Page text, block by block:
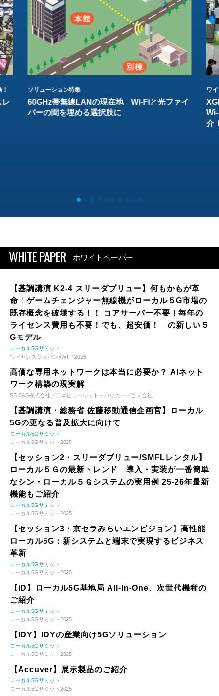
レ
ソリューション特集
60GHz帯無線LANの現在地 Wi-Fiと光ファイ
バーの間を埋める選択肢に
ワ
介
WHITE PAPER ホワイトペーパー
【基調講演 K2-4 スリーダブリュー】何もかもが革
命！ゲームチェンジャー無線機がローカル５G市場の
既存概念を破壊する！！ コアサーバー不要！毎年の
ライセンス費用も不要！でも、超安価！ の新しい５
Gモデル
ローカル5Gサミット
ワイヤレスジャパン×WTP 2026
高価な専用ネットワークは本当に必要か？ AIネット
ワーク構築の現実解
SB C&S株式会社／日本ヒューレット・パッカード合同会社
【基調講演・総務省 佐藤移動通信企画官】ローカル
5Gの更なる普及拡大に向けて
ローカル5Gサミット
ローカル5Gサミット2025
【セッション2・スリーダブリュー/SMFLレンタル】
ローカル５Ｇの最新トレンド 導入・実装が一番簡単
なシン・ローカル５Ｇシステムの実用例 25-26年最新
機能もご紹介
ローカル5Gサミット
ローカル5Gサミット2025
【セッション3・京セラみらいエンビジョン】高性能
ローカル5G：新システムと端末で実現するビジネス
革新
ローカル5Gサミット
ローカル5Gサミット2025
【iD】ローカル5G基地局 All-In-One、次世代機種の
ご紹介
ローカル5Gサミット
ローカル5Gサミット2025
【IDY】IDYの産業向け5Gソリューション
ローカル5Gサミット
ローカル5Gサミット2025
【Accuver】展示製品のご紹介
ローカル5Gサミット
ローカル5Gサミット2025